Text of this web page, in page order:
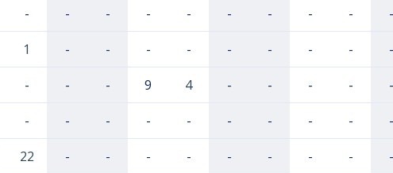
- - - - - - - - - -
1 - - - - - - - - -
- - - 9 4 - - - - -
- - - - - - - - - -
22 - - - - - - - - -